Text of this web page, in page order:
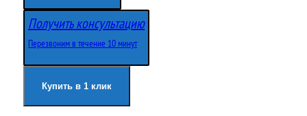
в
о
ч
у
щ
я
ц
Получить консультацию
Перезвоним в течение 10 минут
Купить в 1 клик